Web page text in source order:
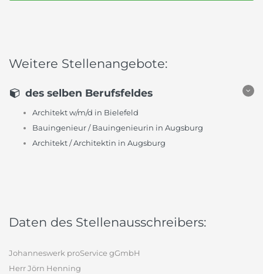
Weitere Stellenangebote:
des selben Berufsfeldes
Architekt w/m/d in Bielefeld
Bauingenieur / Bauingenieurin in Augsburg
Architekt / Architektin in Augsburg
Daten des Stellenausschreibers:
Johanneswerk proService gGmbH
Herr Jörn Henning